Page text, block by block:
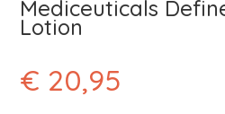
Mediceuticals
Lotion
€ 20,95